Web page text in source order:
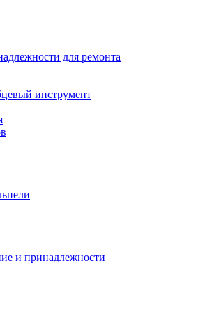
для ремонта
инструмент
и принадлежности